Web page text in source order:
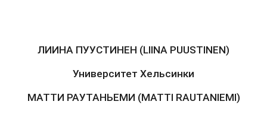
ЛИИНА ПУУСТИНЕН (LIINA PUUSTINEN)
Университет Хельсинки
МАТТИ РАУТАНЬЕМИ (MATTI RAUTANIEMI)